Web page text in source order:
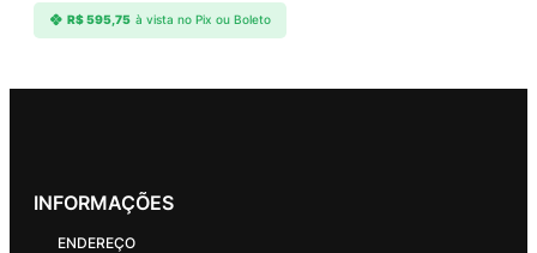
R$595,75 à vista no Pix ou Boleto
INFORMAÇÕES
ENDEREÇO